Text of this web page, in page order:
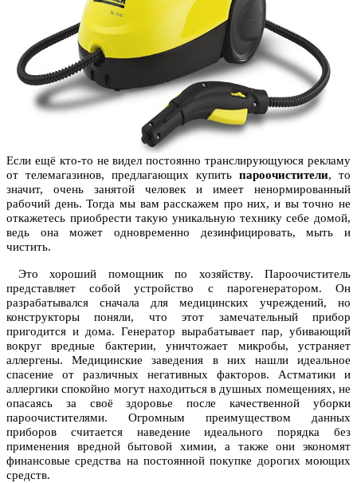
Если ещё кто-то не видел постоянно транслирующуюся рекламу
от телемагазинов, предлагающих купить пароочистители, то
значит, очень занятой человек и имеет ненормированный
рабочий день. Тогда мы вам расскажем про них, и вы точно не
откажетесь приобрести такую уникальную технику себе домой,
ведь она может одновременно дезинфицировать, мыть и
чистить.
Это хороший помощник по хозяйству. Пароочиститель
представляет собой устройство с парогенератором. Он
разрабатывался сначала для медицинских учреждений, но
конструкторы поняли, что этот замечательный прибор
пригодится и дома. Генератор вырабатывает пар, убивающий
вокруг вредные бактерии, уничтожает микробы, устраняет
аллергены. Медицинские заведения в них нашли идеальное
спасение от различных негативных факторов. Астматики и
аллергики спокойно могут находиться в душных помещениях, не
опасаясь за своё здоровье после качественной уборки
пароочистителями. Огромным преимуществом данных
приборов считается наведение идеального порядка без
применения вредной бытовой химии, а также они экономят
финансовые средства на постоянной покупке дорогих моющих
средств.